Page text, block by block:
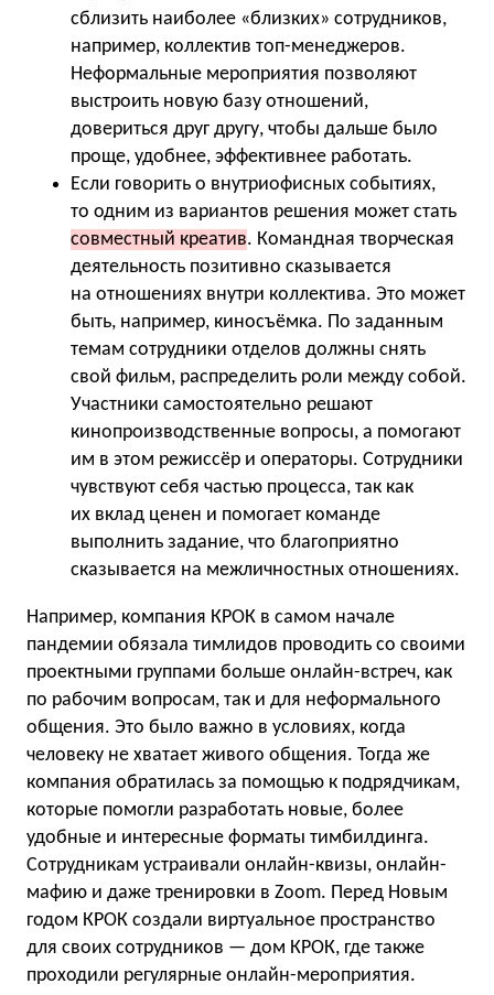
сблизить наиболее «близких» сотрудников,
например, коллектив топ-менеджеров.
Неформальные мероприятия позволяют
выстроить новую базу отношений,
довериться друг другу, чтобы дальше было
проще, удобнее, эффективнее работать.
Если говорить о внутриофисных событиях,
то одним из вариантов решения может стать
совместный креатив. Командная творческая
деятельность позитивно сказывается
на отношениях внутри коллектива. Это может
быть, например, киносъёмка. По заданным
темам сотрудники отделов должны снять
свой фильм, распределить роли между собой.
Участники самостоятельно решают
кинопроизводственные вопросы, а помогают
им в этом режиссёр и операторы. Сотрудники
чувствуют себя частью процесса, так как
их вклад ценен и помогает команде
выполнить задание, что благоприятно
сказывается на межличностных отношениях.
Например, компания КРОК в самом начале
пандемии обязала тимлидов проводить со своими
проектными группами больше онлайн-встреч, как
по рабочим вопросам, так и для неформального
общения. Это было важно в условиях, когда
человеку не хватает живого общения. Тогда же
компания обратилась за помощью к подрядчикам,
которые помогли разработать новые, более
удобные и интересные форматы тимбилдинга.
Сотрудникам устраивали онлайн-квизы, онлайн-
мафию и даже тренировки в Zoom. Перед Новым
годом КРОК создали виртуальное пространство
для своих сотрудников — дом КРОК, где также
проходили регулярные онлайн-мероприятия.